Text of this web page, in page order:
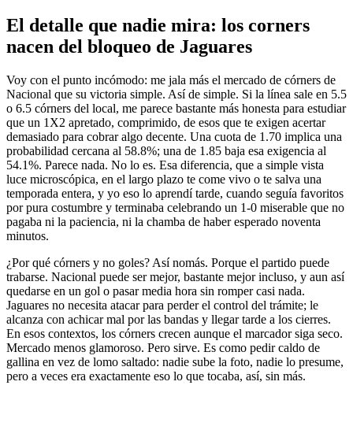
El detalle que nadie mira: los corners
nacen del bloqueo de Jaguares
Voy con el punto incómodo: me jala más el mercado de córners de
Nacional que su victoria simple. Así de simple. Si la línea sale en 5.5
o 6.5 córners del local, me parece bastante más honesta para estudiar
que un 1X2 apretado, comprimido, de esos que te exigen acertar
demasiado para cobrar algo decente. Una cuota de 1.70 implica una
probabilidad cercana al 58.8%; una de 1.85 baja esa exigencia al
54.1%. Parece nada. No lo es. Esa diferencia, que a simple vista
luce microscópica, en el largo plazo te come vivo o te salva una
temporada entera, y yo eso lo aprendí tarde, cuando seguía favoritos
por pura costumbre y terminaba celebrando un 1-0 miserable que no
pagaba ni la paciencia, ni la chamba de haber esperado noventa
minutos.
¿Por qué córners y no goles? Así nomás. Porque el partido puede
trabarse. Nacional puede ser mejor, bastante mejor incluso, y aun así
quedarse en un gol o pasar media hora sin romper casi nada.
Jaguares no necesita atacar para perder el control del trámite; le
alcanza con achicar mal por las bandas y llegar tarde a los cierres.
En esos contextos, los córners crecen aunque el marcador siga seco.
Mercado menos glamoroso. Pero sirve. Es como pedir caldo de
gallina en vez de lomo saltado: nadie sube la foto, nadie lo presume,
pero a veces era exactamente eso lo que tocaba, así, sin más.